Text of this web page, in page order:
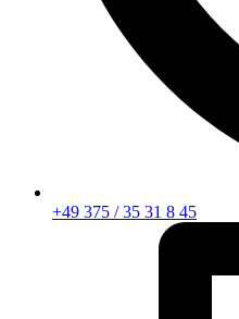
+49 375 / 35 31 8 45